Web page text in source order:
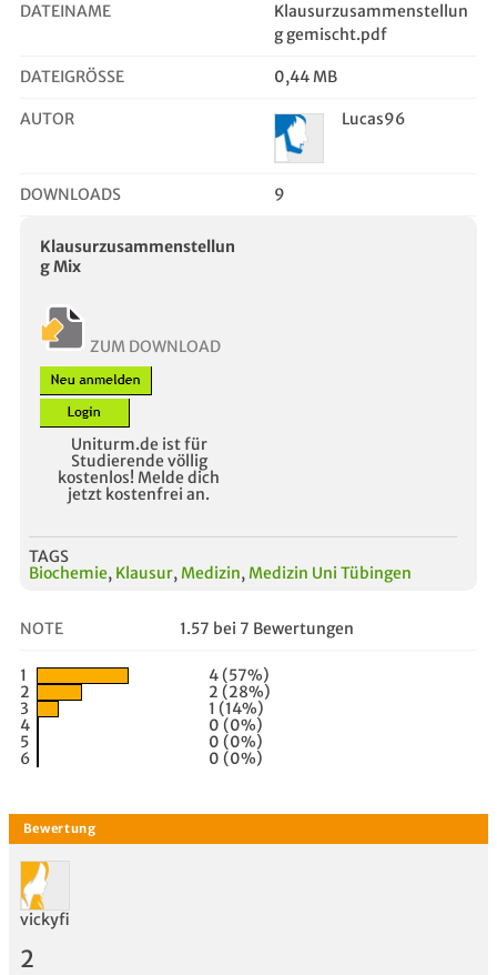
DATEINAME
Klausurzusammenstellun
g gemischt.pdf
DATEIGRÖSSE 0,44 MB
AUTOR Lucas96
DOWNLOADS 9
Klausurzusammenstellun
g Mix
ZUM DOWNLOAD
Uniturm.de ist für
Studierende völlig
kostenlos! Melde dich
jetzt kostenfrei an.
TAGS
Biochemie, Klausur, Medizin, Medizin Uni Tübingen
NOTE 1.57 bei 7 Bewertungen
1
4 (57%)
2
2 (28%)
3
1 (14%)
4
0 (0%)
5
0 (0%)
6
0 (0%)
vickyfi
2